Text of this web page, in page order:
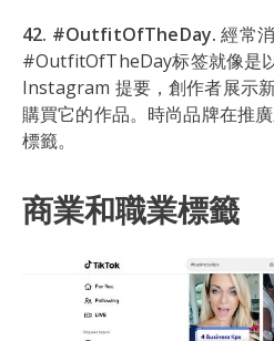
42. #OutfitOfTheDay. 經常
#OutfitOfTheDay标签就像是
Instagram 提要，創作者展示
購買它的作品。時尚品牌在推
標籤。
商業和職業標籤